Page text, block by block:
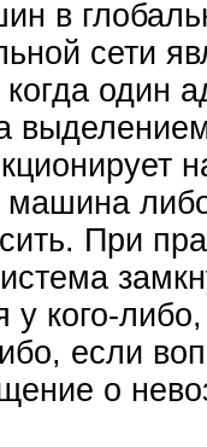
в
сети
один
При
кого-
если
о